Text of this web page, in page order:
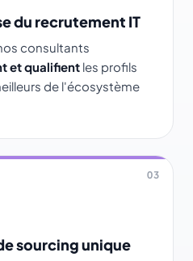
du recrutement IT
consultants
et qualifient les profils
de l'écosystème
03
sourcing unique